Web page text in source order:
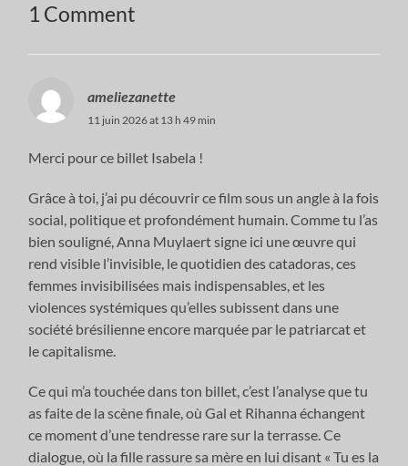
1 Comment
ameliezanette
11 juin 2026 at 13 h 49 min
Merci pour ce billet Isabela !
Grâce à toi, j’ai pu découvrir ce film sous un angle à la fois
social, politique et profondément humain. Comme tu l’as
bien souligné, Anna Muylaert signe ici une œuvre qui
rend visible l’invisible, le quotidien des catadoras, ces
femmes invisibilisées mais indispensables, et les
violences systémiques qu’elles subissent dans une
société brésilienne encore marquée par le patriarcat et
le capitalisme.
Ce qui m’a touchée dans ton billet, c’est l’analyse que tu
as faite de la scène finale, où Gal et Rihanna échangent
ce moment d’une tendresse rare sur la terrasse. Ce
dialogue, où la fille rassure sa mère en lui disant « Tu es la